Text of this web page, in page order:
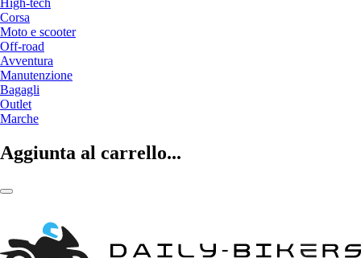
Corsa
Moto e scooter
Off-road
Avventura
Manutenzione
Bagagli
Outlet
Marche
Aggiunta al carrello...